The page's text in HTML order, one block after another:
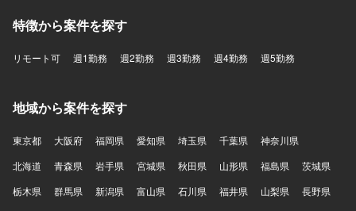
す。CI/CDにはGitHub Actionsを用い、監視はDatadogを利
を活用しています。
特徴から案件を探す
リモート可 週1勤務 週2勤務 週3勤務 週4勤務 週5勤務
地域から案件を探す
東京都 大阪府 福岡県 愛知県 埼玉県 千葉県
神奈川県
北海道
青森県 岩手県 宮城県 秋田県 山形県 福島県
茨城県
栃木県
群馬県 新潟県 富山県 石川県 福井県 山梨県
長野県